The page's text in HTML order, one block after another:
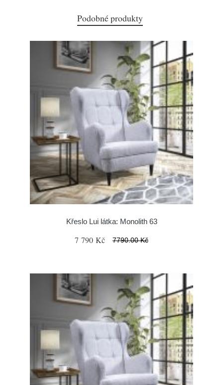
Podobné produkty
Křeslo Lui látka: Monolith 63
7 790 Kč 7790.00 Kč